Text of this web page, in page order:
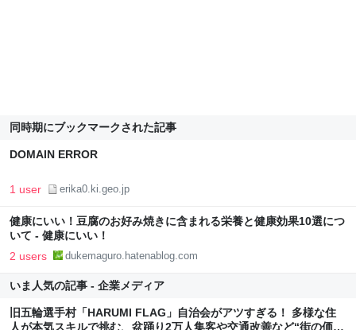
同時期にブックマークされた記事
DOMAIN ERROR
1 user erika0.ki.geo.jp
健康にいい！豆腐のお好み焼きに含まれる栄養と健康効果10選につ
いて - 健康にいい！
2 users dukemaguro.hatenablog.com
いま人気の記事 - 企業メディア
旧五輪選手村「HARUMI FLAG」自治会がアツすぎる！ 多様な住
人が本気スキルで挑む、盆踊り2万人集客や交通改善など“街の価値